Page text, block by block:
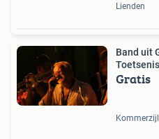
Lienden
Band uit
Gratis
Kommerzijl